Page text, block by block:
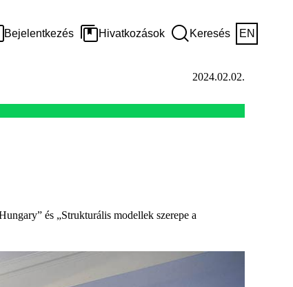
Bejelentkezés Hivatkozások Keresés EN
2024.02.02.
és „Strukturális modellek szerepe a